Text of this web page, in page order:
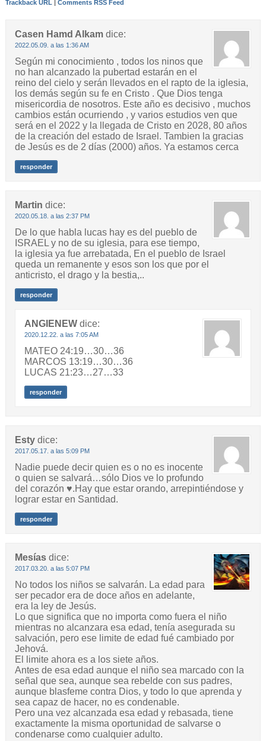
Trackback URL Comments RSS Feed
Casen Hamd Alkam dice:
2022.05.09. a las 1:36 AM
Según mi conocimiento , todos los ninos que
no han alcanzado la pubertad estarán en el
reino del cielo y serán llevados en el rapto de la iglesia,
los demás según su fe en Cristo . Que Dios tenga
misericordia de nosotros. Este año es decisivo , muchos
cambios están ocurriendo , y varios estudios ven que
será en el 2022 y la llegada de Cristo en 2028, 80 años
de la creación del estado de Israel. Tambien la gracias
de Jesús es de 2 días (2000) años. Ya estamos cerca
responder
Martin dice:
2020.05.18. a las 2:37 PM
De lo que habla lucas hay es del pueblo de
ISRAEL y no de su iglesia, para ese tiempo,
la iglesia ya fue arrebatada, En el pueblo de Israel
queda un remanente y esos son los que por el
anticristo, el drago y la bestia,..
responder
ANGIENEW dice:
2020.12.22. a las 7:05 AM
MATEO 24:19…30…36
MARCOS 13:19…30…36
LUCAS 21:23…27…33
responder
Esty dice:
2017.05.17. a las 5:09 PM
Nadie puede decir quien es o no es inocente
o quien se salvará…sólo Dios ve lo profundo
del corazón ♥.Hay que estar orando, arrepintiéndose y
lograr estar en Santidad.
responder
Mesías dice:
2017.03.20. a las 5:07 PM
No todos los niños se salvarán. La edad para
ser pecador era de doce años en adelante,
era la ley de Jesús.
Lo que significa que no importa como fuera el niño
mientras no alcanzara esa edad, tenía asegurada su
salvación, pero ese limite de edad fué cambiado por
Jehová.
El limite ahora es a los siete años.
Antes de esa edad aunque el niño sea marcado con la
señal que sea, aunque sea rebelde con sus padres,
aunque blasfeme contra Dios, y todo lo que aprenda y
sea capaz de hacer, no es condenable.
Pero una vez alcanzada esa edad y rebasada, tiene
exactamente la misma oportunidad de salvarse o
condenarse como cualquier adulto.